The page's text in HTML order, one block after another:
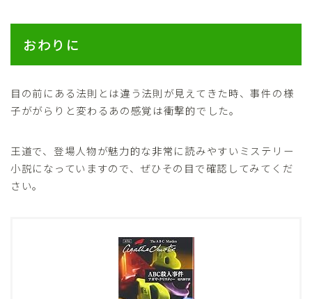
おわりに
目の前にある法則とは違う法則が見えてきた時、事件の様
子ががらりと変わるあの感覚は衝撃的でした。
王道で、登場人物が魅力的な非常に読みやすいミステリー
小説になっていますので、ぜひその目で確認してみてくだ
さい。